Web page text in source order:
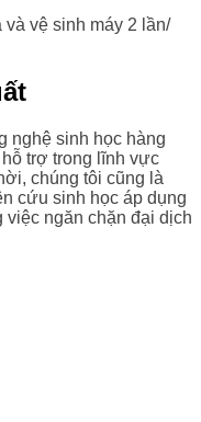
vệ sinh máy 2 lần/
nghệ sinh học hàng
trợ trong lĩnh vực
chúng tôi cũng là
cứu sinh học áp dụng
việc ngăn chặn đại dịch